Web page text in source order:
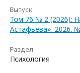
Выпуск
Том 76 № 2 (2026):
Астафьева». 2026.
Раздел
Психология